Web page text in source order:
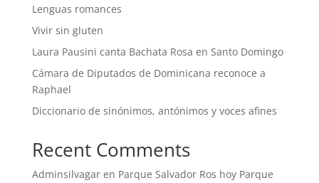
Lenguas romances
Vivir sin gluten
Laura Pausini canta Bachata Rosa en Santo Domingo
Cámara de Diputados de Dominicana reconoce a
Raphael
Diccionario de sinónimos, antónimos y voces afines
Recent Comments
Adminsilvagaren Parque Salvador Ros hoy Parque